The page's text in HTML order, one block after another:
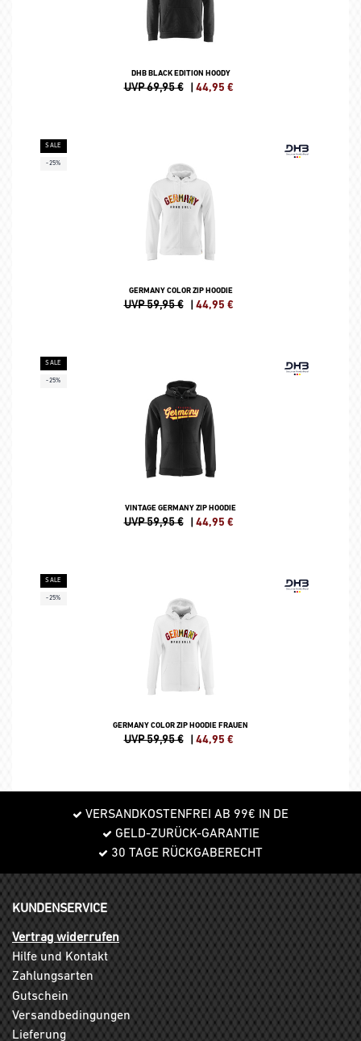
DHB BLACK EDITION HOODY
UVP 69,95 € | 44,95 €
SALE
-25%
GERMANY COLOR ZIP HOODIE
UVP 59,95 € | 44,95 €
SALE
-25%
VINTAGE GERMANY ZIP HOODIE
UVP 59,95 € | 44,95 €
SALE
-25%
GERMANY COLOR ZIP HOODIE FRAUEN
UVP 59,95 € | 44,95 €
VERSANDKOSTENFREI AB 99€ IN DE
GELD-ZURÜCK-GARANTIE
30 TAGE RÜCKGABERECHT
KUNDENSERVICE
Vertrag widerrufen
Hilfe und Kontakt
Zahlungsarten
Gutschein
Versandbedingungen
Lieferung